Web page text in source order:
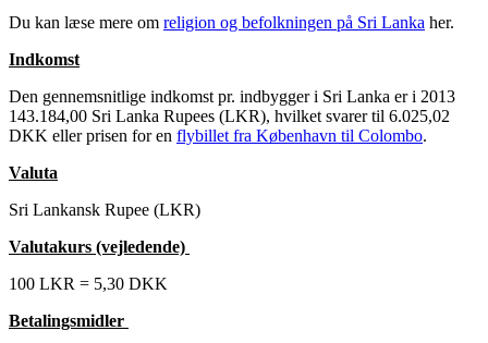
Du kan læse mere om religion og befolkningen på Sri Lanka her.
Indkomst
Den gennemsnitlige indkomst pr. indbygger i Sri Lanka er i 2013
143.184,00 Sri Lanka Rupees (LKR), hvilket svarer til 6.025,02
DKK eller prisen for en flybillet fra København til Colombo.
Valuta
Sri Lankansk Rupee (LKR)
Valutakurs (vejledende)
100 LKR = 5,30 DKK
Betalingsmidler